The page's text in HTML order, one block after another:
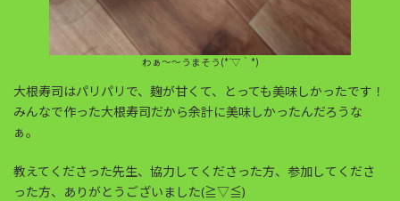
わぁ～～うまそう(*´▽｀*)
大根寿司はパリパリで、麹が甘くて、とっても美味しかったです！
みんなで作った大根寿司だから余計に美味しかったんだろうな
ぁ。
教えてくださった先生、協力してくださった方、参加してくださ
った方、ありがとうございました(≧▽≦)